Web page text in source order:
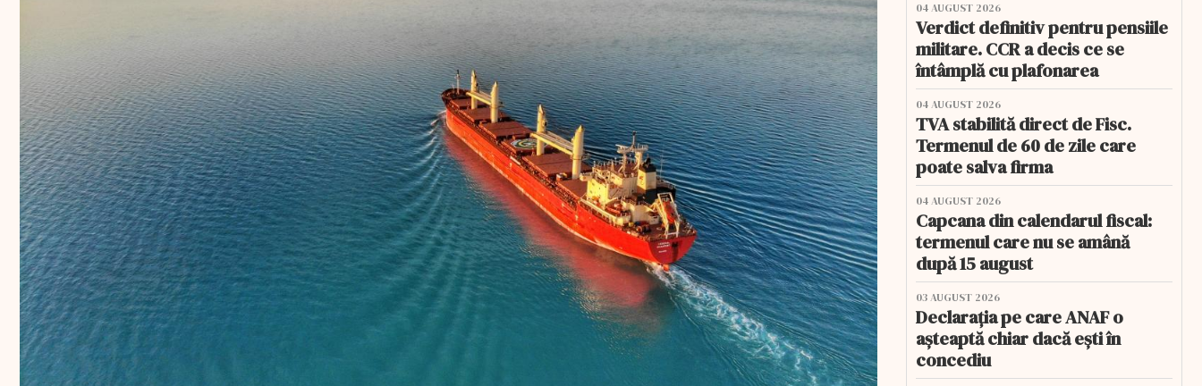
04 AUGUST 2026
Verdict definitiv pentru pensiile
militare. CCR a decis ce se
întâmplă cu plafonarea
04 AUGUST 2026
TVA stabilită direct de Fisc.
Termenul de 60 de zile care
poate salva firma
04 AUGUST 2026
Capcana din calendarul fiscal:
termenul care nu se amână
după 15 august
03 AUGUST 2026
Declarația pe care ANAF o
așteaptă chiar dacă ești în
concediu